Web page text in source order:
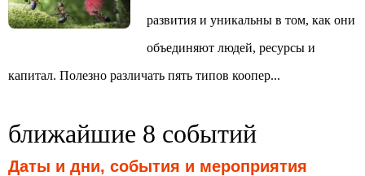
развития и уникальны в том, как они
объединяют людей, ресурсы и
капитал. Полезно различать пять типов коопер...
ближайшие 8 событий
Даты и дни, события и мероприятия